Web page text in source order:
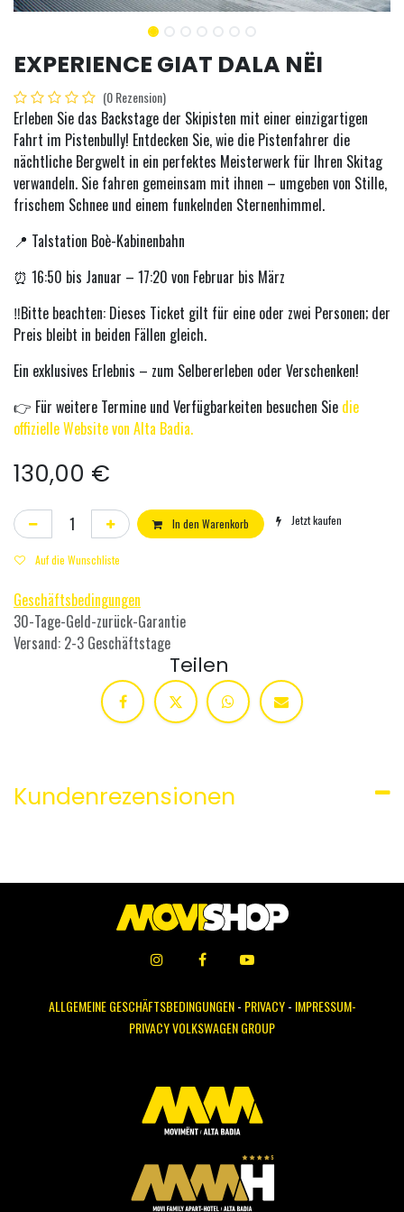
EXPERIENCE GIAT DALA NËI
(0 Rezension)
Erleben Sie das Backstage der Skipisten mit einer einzigartigen
Fahrt im Pistenbully! Entdecken Sie, wie die Pistenfahrer die
nächtliche Bergwelt in ein perfektes Meisterwerk für Ihren Skitag
verwandeln. Sie fahren gemeinsam mit ihnen – umgeben von Stille,
frischem Schnee und einem funkelnden Sternenhimmel.
📍 Talstation Boè-Kabinenbahn
⏰ 16:50 bis Januar – 17:20 von Februar bis März
‼️Bitte beachten: Dieses Ticket gilt für eine oder zwei Personen; der
Preis bleibt in beiden Fällen gleich.
Ein exklusives Erlebnis – zum Selbererleben oder Verschenken!
👉 Für weitere Termine und Verfügbarkeiten besuchen Sie die
offizielle Website von Alta Badia.
130,00 €
In den Warenkorb Jetzt kaufen
Auf die Wunschliste
Geschäftsbedingungen
30-Tage-Geld-zurück-Garantie
Versand: 2-3 Geschäftstage
Teilen
Kundenrezensionen
ALLGEMEINE GESCHÄFTSBEDINGUNGEN- PRIVACY- IMPRESSUM-
PRIVACY VOLKSWAGEN GROUP